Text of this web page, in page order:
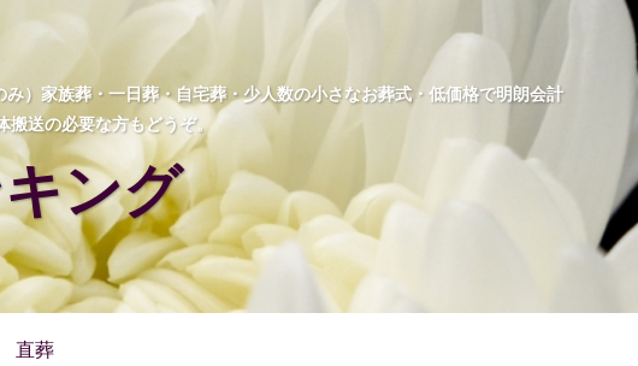
）家族葬・一日葬・自宅葬・少人数の小さなお葬式・低価格で明朗会計
送の必要な方もどうぞ。
ング
直葬